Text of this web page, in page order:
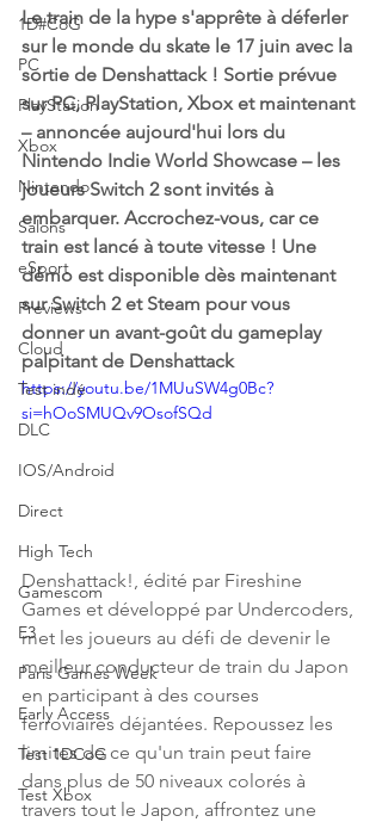
1D#CoG
PC
PlayStation
Xbox
Nintendo
Salons
eSport
Previews
Cloud
Test indé
DLC
IOS/Android
Direct
High Tech
Gamescom
E3
Paris Games Week
Early Access
Test 1DCoG
Test Xbox
Le train de la hype s'apprête à déferler
sur le monde du skate le 17 juin avec la
sortie de Denshattack ! Sortie prévue
sur PC, PlayStation, Xbox et maintenant
– annoncée aujourd'hui lors du
Nintendo Indie World Showcase – les
joueurs Switch 2 sont invités à
embarquer. Accrochez-vous, car ce
train est lancé à toute vitesse ! Une
démo est disponible dès maintenant
sur Switch 2 et Steam pour vous
donner un avant-goût du gameplay
palpitant de Denshattack
https://youtu.be/1MUuSW4g0Bc?
si=hOoSMUQv9OsofSQd
Denshattack!, édité par Fireshine
Games et développé par Undercoders,
met les joueurs au défi de devenir le
meilleur conducteur de train du Japon
en participant à des courses
ferroviaires déjantées. Repoussez les
limites de ce qu'un train peut faire
dans plus de 50 niveaux colorés à
travers tout le Japon, affrontez une